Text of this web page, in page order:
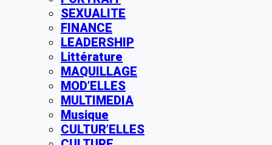
SEXUALITE
FINANCE
LEADERSHIP
Littérature
MAQUILLAGE
MOD’ELLES
MULTIMEDIA
Musique
CULTUR’ELLES